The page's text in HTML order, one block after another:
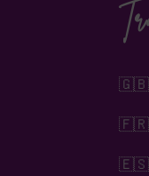
🇬🇧
🇫🇷
🇪🇸